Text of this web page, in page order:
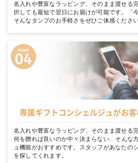
名入れや豊富なラッピング、そのまま渡せる
択しても最短で翌日にお届けが可能です。「
そんなタンプのお手軽さをぜひご体感ください
専属ギフトコンシェルジュがお
名入れや豊富なラッピング、そのまま渡せる
何を贈れば良いのか中々決まらない… そんな
ュ機能がおすすめです。スタッフがあなたの
を探してくれます。